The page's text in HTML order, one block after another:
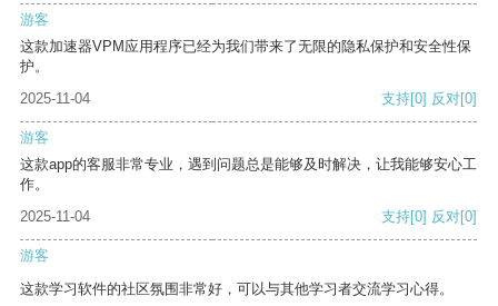
游客
这款加速器VPM应用程序已经为我们带来了无限的隐私保护和安全性保
护。
2025-11-04
支持[0] 反对[0]
游客
这款app的客服非常专业，遇到问题总是能够及时解决，让我能够安心工
作。
2025-11-04
支持[0] 反对[0]
游客
这款学习软件的社区氛围非常好，可以与其他学习者交流学习心得。